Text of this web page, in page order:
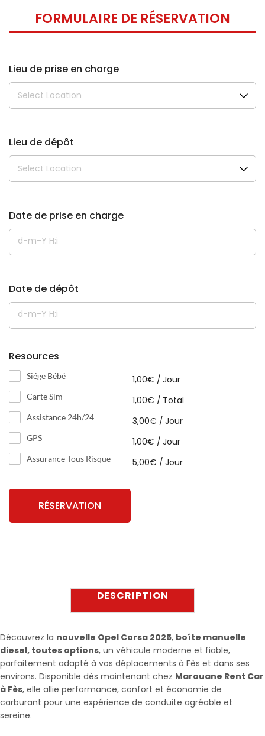
FORMULAIRE DE RÉSERVATION
Lieu de prise en charge
Lieu de dépôt
Date de prise en charge
Date de dépôt
Resources
Siége Bébé 1,00€ / Jour
Carte Sim 1,00€ / Total
Assistance 24h/24 3,00€ / Jour
GPS 1,00€ / Jour
Assurance Tous Risque 5,00€ / Jour
RÉSERVATION
DESCRIPTION
Découvrez la nouvelle Opel Corsa 2025, boîte manuelle
diesel, toutes options, un véhicule moderne et fiable,
parfaitement adapté à vos déplacements à Fès et dans ses
environs. Disponible dès maintenant chez Marouane Rent Car
à Fès, elle allie performance, confort et économie de
carburant pour une expérience de conduite agréable et
sereine.